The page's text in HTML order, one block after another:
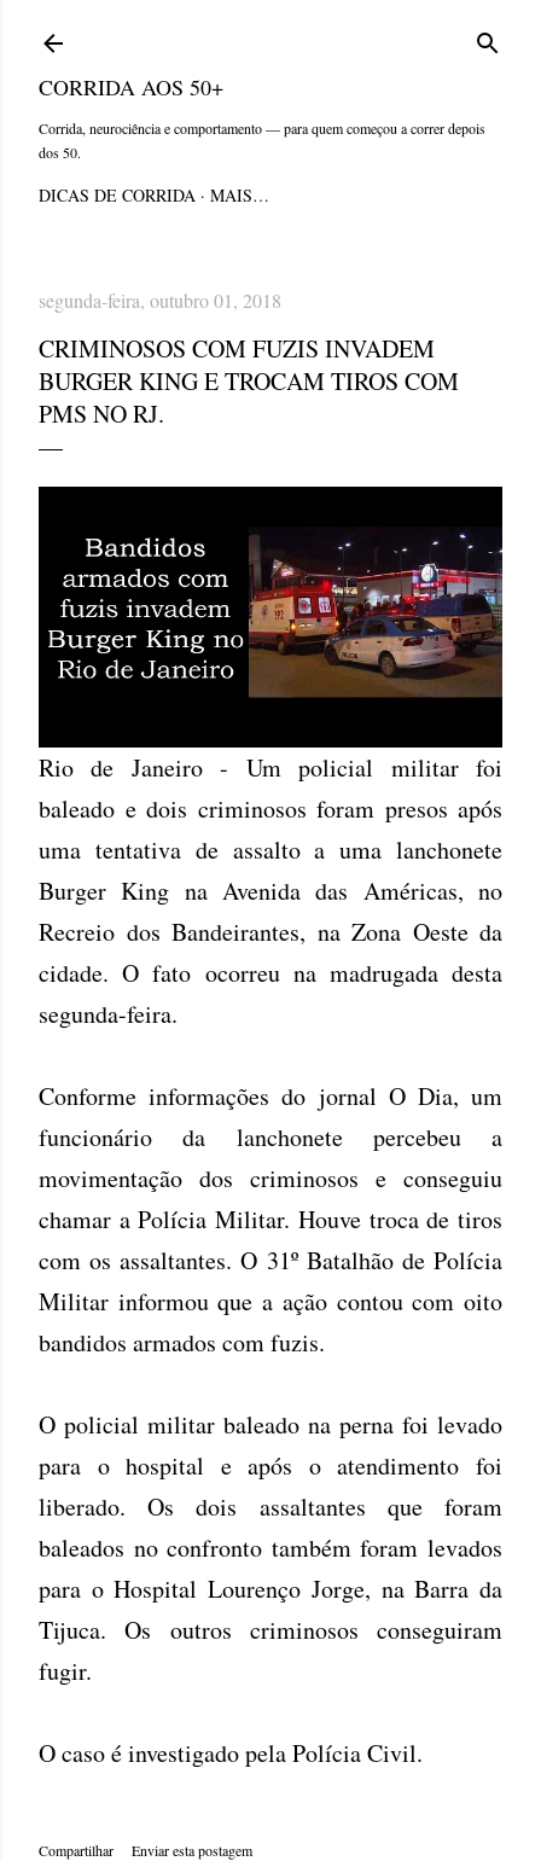
CORRIDA AOS 50+
Corrida, neurociência e comportamento — para quem começou a correr depois
dos 50.
DICAS DE CORRIDA MAIS…
segunda-feira, outubro 01, 2018
CRIMINOSOS COM FUZIS INVADEM
BURGER KING E TROCAM TIROS COM
PMS NO RJ.
Rio de Janeiro - Um policial militar foi
baleado e dois criminosos foram presos após
uma tentativa de assalto a uma lanchonete
Burger King na Avenida das Américas, no
Recreio dos Bandeirantes, na Zona Oeste da
cidade. O fato ocorreu na madrugada desta
segunda-feira.
Conforme informações do jornal O Dia, um
funcionário da lanchonete percebeu a
movimentação dos criminosos e conseguiu
chamar a Polícia Militar. Houve troca de tiros
com os assaltantes. O 31º Batalhão de Polícia
Militar informou que a ação contou com oito
bandidos armados com fuzis.
O policial militar baleado na perna foi levado
para o hospital e após o atendimento foi
liberado. Os dois assaltantes que foram
baleados no confronto também foram levados
para o Hospital Lourenço Jorge, na Barra da
Tijuca. Os outros criminosos conseguiram
fugir.
O caso é investigado pela Polícia Civil.
Compartilhar
Enviar esta postagem